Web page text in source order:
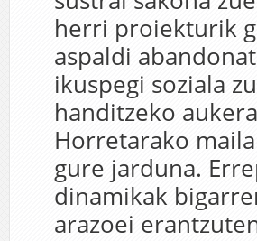
herri proiekturik
aspaldi
ikuspegi soziala
handitzeko
Horretarako
gure jarduna.
dinamikak
arazoei